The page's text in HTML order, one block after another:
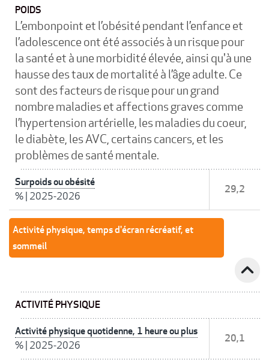
POIDS
L’embonpoint et l’obésité pendant l’enfance et
l’adolescence ont été associés à un risque pour
la santé et à une morbidité élevée, ainsi qu'à une
hausse des taux de mortalité à l’âge adulte. Ce
sont des facteurs de risque pour un grand
nombre maladies et affections graves comme
l’hypertension artérielle, les maladies du coeur,
le diabète, les AVC, certains cancers, et les
problèmes de santé mentale.
Surpoids ou obésité
% 2025-2026
29,2
Activité physique, temps d'écran récréatif, et
sommeil
expand_less
ACTIVITÉ PHYSIQUE
Activité physique quotidenne, 1 heure ou plus
% 2025-2026
20,1